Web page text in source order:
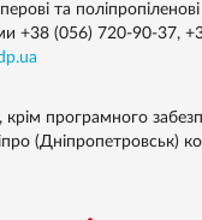
та
+38 (056) 720-90-37,
крім програмного
(Дніпропетровськ)